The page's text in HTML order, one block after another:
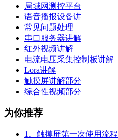
局域网测控平台
语音播报设备讲
常见问题处理
串口服务器讲解
红外视频讲解
电流电压采集控制板讲解
Lora讲解
触摸屏讲解部分
综合性视频部分
为你推荐
1、触摸屏第一次使用流程